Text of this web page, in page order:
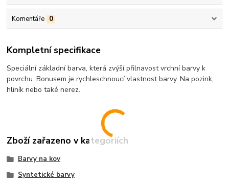
Komentáře 0
Kompletní specifikace
Speciální základní barva, která zvýší přilnavost vrchní barvy k
povrchu. Bonusem je rychleschnoucí vlastnost barvy. Na pozink,
hliník nebo také nerez.
Zboží zařazeno v kategoriích
Barvy na kov
Syntetické barvy